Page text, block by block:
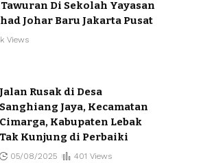
Di Sekolah Yayasan
Johar Baru Jakarta Pusat
Views
Jalan Rusak di Desa
Sanghiang Jaya, Kecamatan
Cimarga, Kabupaten Lebak
Tak Kunjung di Perbaiki
05/08/2025 401 Views